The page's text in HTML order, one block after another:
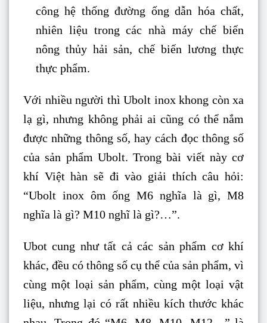
công hệ thống đường ống dẫn hóa chất,
nhiên liệu trong các nhà máy chế biến
nông thủy hải sản, chế biến lương thực
thực phẩm.
Với nhiều người thì Ubolt inox khong còn xa
lạ gì, nhưng không phải ai cũng có thể nắm
được những thông số, hay cách đọc thông số
của sản phẩm Ubolt. Trong bài viết này cơ
khí Việt hàn sẽ đi vào giải thích câu hỏi:
“Ubolt inox ôm ống M6 nghĩa là gì, M8
nghĩa là gì? M10 nghĩ là gì?…”.
Ubot cung như tất cả các sản phẩm cơ khí
khác, đều có thông số cụ thể của sản phẩm, vì
cùng một loại sản phẩm, cùng một loại vật
liệu, nhưng lại có rất nhiều kích thước khác